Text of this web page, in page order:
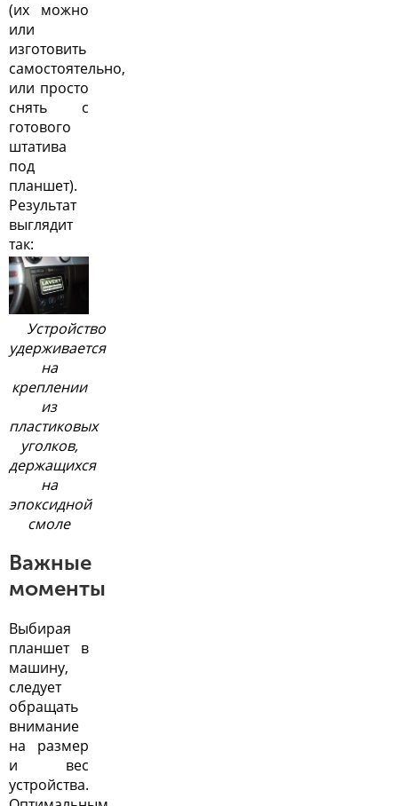
(их можно
или
изготовить
самостоятельно,
или просто
снять с
готового
штатива
под
планшет).
Результат
выглядит
так:
Устройство
удерживается
на
креплении
из
пластиковых
уголков,
держащихся
на
эпоксидной
смоле
Важные
моменты
Выбирая
планшет в
машину,
следует
обращать
внимание
на размер
и вес
устройства.